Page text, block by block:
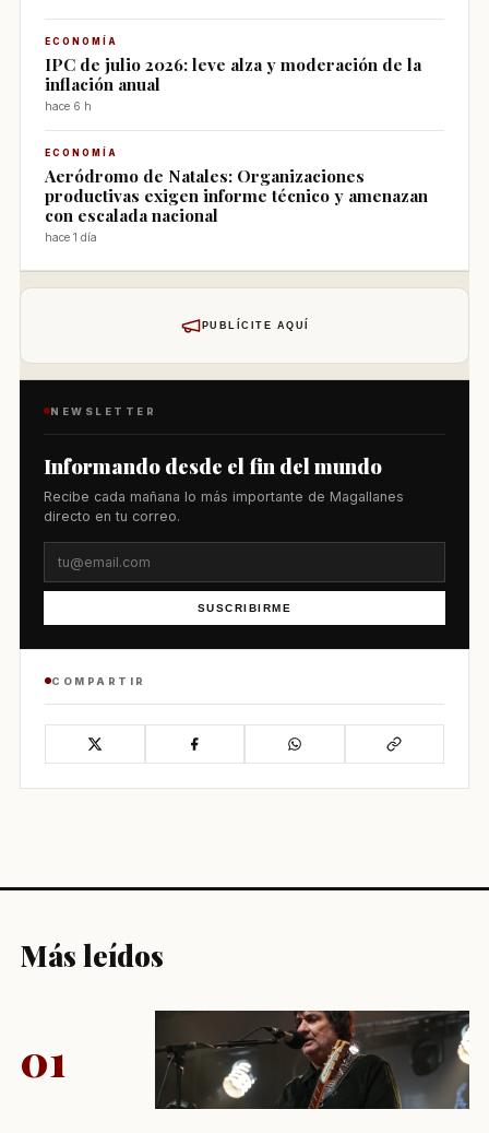
ECONOMÍA
IPC de julio 2026: leve alza y moderación de la
inflación anual
hace 6 h
ECONOMÍA
Aeródromo de Natales: Organizaciones
productivas exigen informe técnico y amenazan
con escalada nacional
hace 1 día
PUBLÍCITE AQUÍ
NEWSLETTER
Informando desde el fin del mundo
Recibe cada mañana lo más importante de Magallanes
directo en tu correo.
SUSCRIBIRME
COMPARTIR
Más leídos
01